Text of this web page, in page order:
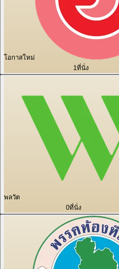
โอกาสใหม่
1ที่นั่ง
พลวัต
0ที่นั่ง